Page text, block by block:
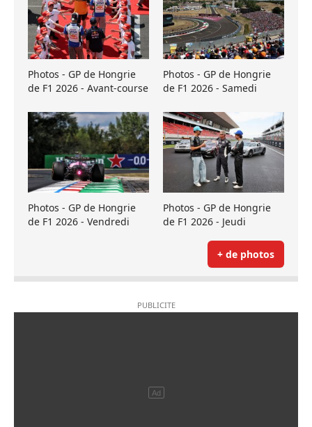
Photos - GP de Hongrie
de F1 2026 - Avant-course
Photos - GP de Hongrie
de F1 2026 - Samedi
Photos - GP de Hongrie
de F1 2026 - Vendredi
Photos - GP de Hongrie
de F1 2026 - Jeudi
+ de photos